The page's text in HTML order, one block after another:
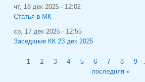
чт, 18 дек 2025 - 12:02
Статья в МК
ср, 17 дек 2025 - 12:55
Заседание КК 23 дек 2025
Страницы
1 2 3 4 5 6 7 8 9
последняя »